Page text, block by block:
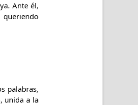
Ante él,
palabras,
unida a la